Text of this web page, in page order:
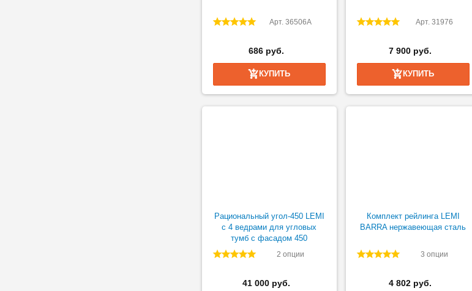
Арт. 36506A
686 руб.
КУПИТЬ
Арт. 31976
7 900 руб.
КУПИТЬ
Рациональный угол-450 LEMI
с 4 ведрами для угловых
тумб с фасадом 450
2 опции
41 000 руб.
Комплект рейлинга LEMI
BARRA нержавеющая сталь
3 опции
4 802 руб.